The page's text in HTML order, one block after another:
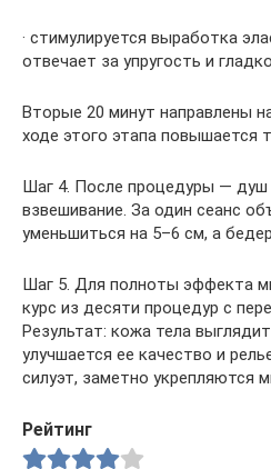
· стимулируется выработка
отвечает за упругость и
Вторые 20 минут направлены
ходе этого этапа повышается
Шаг 4. После процедуры — душ
взвешивание. За один сеанс
уменьшиться на 5–6 см, а
Шаг 5. Для полноты эффекта
курс из десяти про­цедур с
Результат: кожа тела
улучшается ее качество и
силуэт, заметно укрепляются
Рейтинг